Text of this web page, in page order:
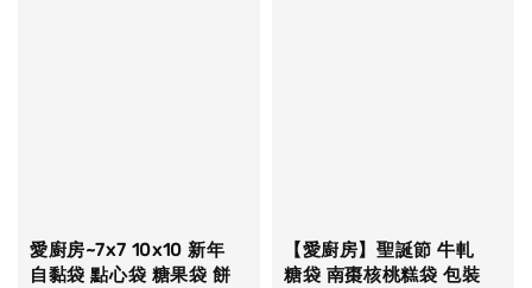
愛廚房~7x7 10x10 新年
自黏袋 點心袋 糖果袋 餅
【愛廚房】聖誕節 牛軋
糖袋 南棗核桃糕袋 包裝